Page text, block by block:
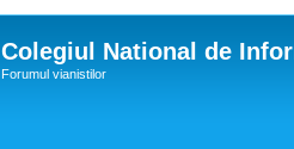
Colegiul National de
Forumul vianistilor